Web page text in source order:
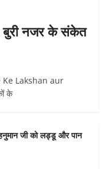
नजर के संकेत
Ke Lakshan aur
के
जी को लड्डू और पान